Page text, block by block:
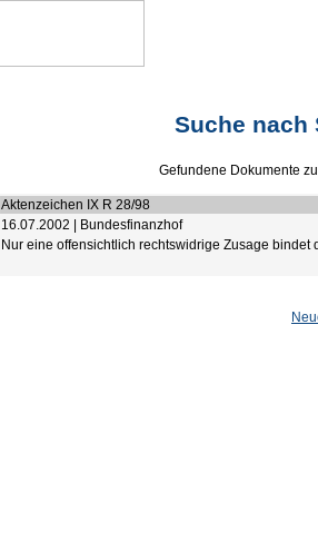
Suche nach
Gefundene Dokumente
Aktenzeichen IX R 28/98
16.07.2002 | Bundesfinanzhof
Nur eine offensichtlich rechtswidrige Zusage bindet